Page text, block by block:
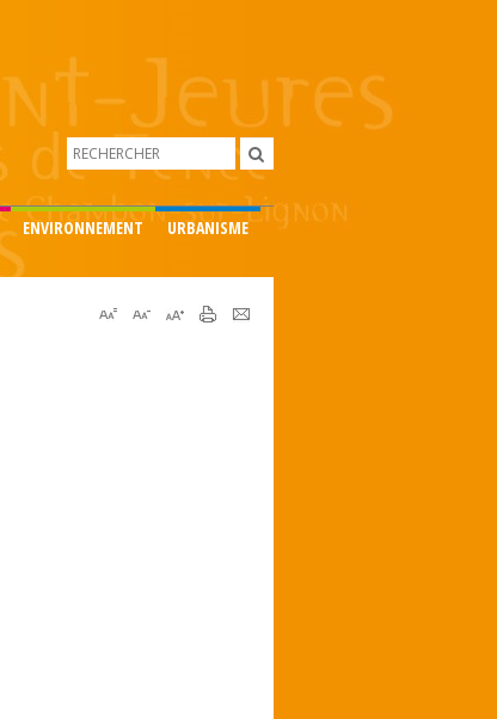
ENVIRONNEMENT URBANISME